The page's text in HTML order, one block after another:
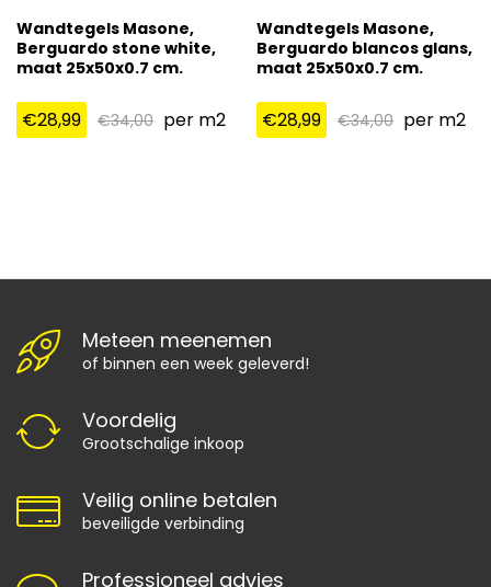
Wandtegels Masone,
Berguardo stone white,
maat 25x50x0.7 cm.
€28,99 €34,00 per m2
Wandtegels Masone,
Berguardo blancos glans,
maat 25x50x0.7 cm.
€28,99 €34,00 per m2
Meteen meenemen
of binnen een week geleverd!
Voordelig
Grootschalige inkoop
Veilig online betalen
beveiligde verbinding
Professioneel advies